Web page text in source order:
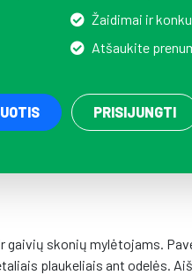
Žaidimai ir
Atšaukite
PRISIJUNGTI
skonių mylėtojams.
plaukeliais ant odelės.